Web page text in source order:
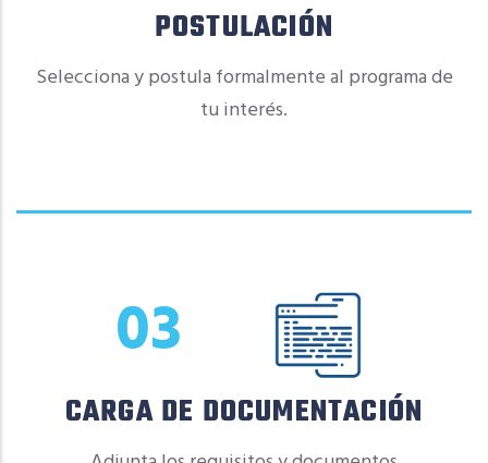
POSTULACIÓN
Selecciona y postula formalmente al programa de
tu interés.
03
CARGA DE DOCUMENTACIÓN